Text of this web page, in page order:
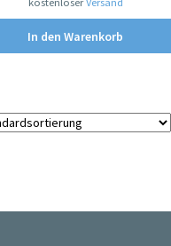
In den Warenkorb